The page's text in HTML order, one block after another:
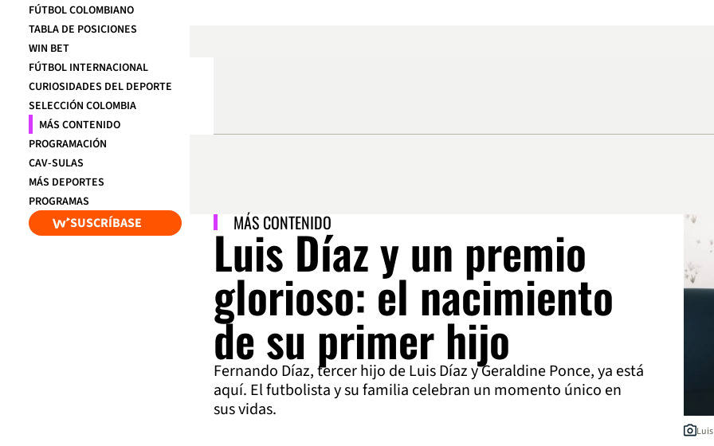
FÚTBOL COLOMBIANO
TABLA DE POSICIONES
WIN BET
FÚTBOL INTERNACIONAL
CURIOSIDADES DEL DEPORTE
SELECCIÓN COLOMBIA
MÁS CONTENIDO
PROGRAMACIÓN
CAV-SULAS
MÁS DEPORTES
PROGRAMAS
SUSCRÍBASE MÁS CONTENIDO
Luis Díaz y un premio
glorioso: el nacimiento
de su primer hijo
Fernando Díaz, tercer hijo de Luis Díaz y Geraldine Ponce, ya está
aquí. El futbolista y su familia celebran un momento único en
sus vidas.